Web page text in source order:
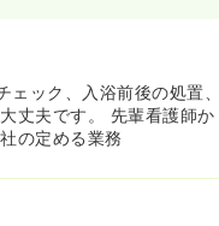
ック、入浴前後の処置、
丈夫です。 先輩看護師か
の定める業務